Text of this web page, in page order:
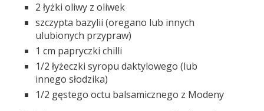
2 łyżki oliwy z oliwek
szczypta bazylii (oregano lub innych
ulubionych przypraw)
1 cm papryczki chilli
1/2 łyżeczki syropu daktylowego (lub
innego słodzika)
1/2 gęstego octu balsamicznego z Modeny